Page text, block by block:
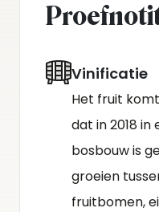
Vinificatie
Het fruit
dat in 2018
bosbouw is
groeien
fruitbomen,